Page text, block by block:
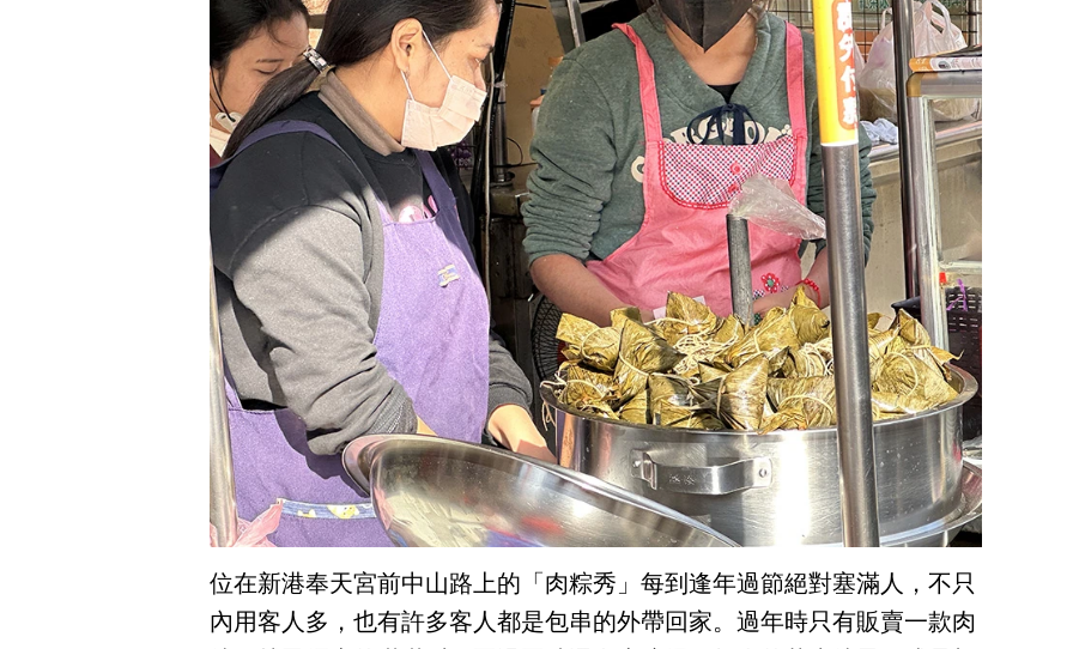
位在新港奉天宮前中山路上的「肉粽秀」每到逢年過節絕對塞滿人，不只
內用客人多，也有許多客人都是包串的外帶回家。過年時只有販賣一款肉